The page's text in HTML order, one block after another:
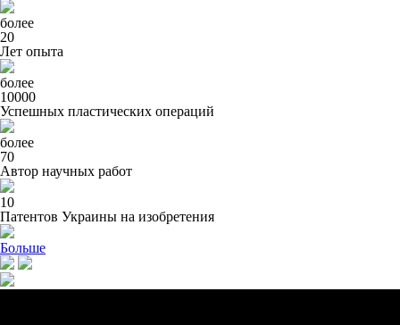
более
20
Лет опыта
более
10000
Успешных пластических операций
более
70
Автор научных работ
10
Патентов Украины на изобретения
Больше